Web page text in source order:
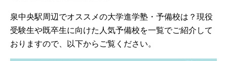
泉中央駅周辺でオススメの大学進学塾・予備校は？現役
受験生や既卒生に向けた人気予備校を一覧でご紹介して
おりますので、以下からご覧ください。